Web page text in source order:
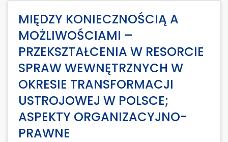
MIĘDZY KONIECZNOŚCIĄ A
MOŻLIWOŚCIAMI –
PRZEKSZTAŁCENIA W RESORCIE
SPRAW WEWNĘTRZNYCH W
OKRESIE TRANSFORMACJI
USTROJOWEJ W POLSCE;
ASPEKTY ORGANIZACYJNO-
PRAWNE